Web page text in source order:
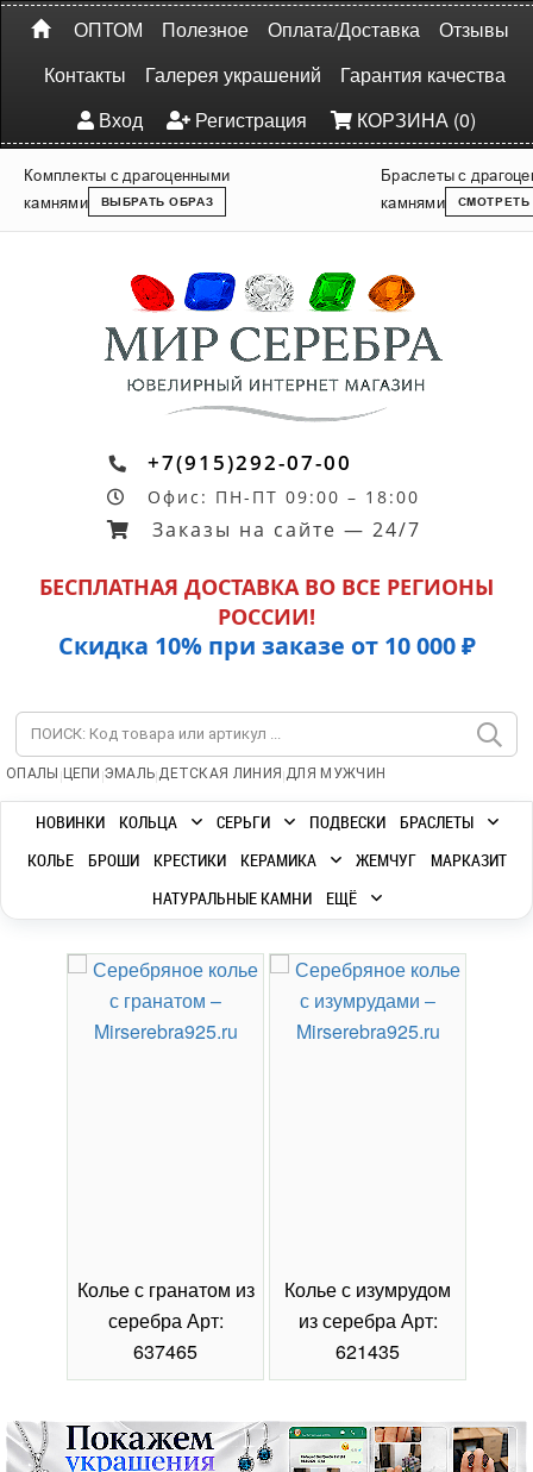
ОПТОМ Полезное Оплата/Доставка
Отзывы
Контакты
Галерея украшений
Гарантия качества
Вход
Регистрация КОРЗИНА (0)
Комплекты с драгоценными
камнями
ВЫБРАТЬ ОБРАЗ
Браслеты с
камнями
СМОТРЕТЬ
+7(915)292-07-00
Офис: ПН-ПТ 09:00 – 18:00
Заказы на сайте — 24/7
БЕСПЛАТНАЯ ДОСТАВКА ВО ВСЕ РЕГИОНЫ
РОССИИ!
Скидка 10% при заказе от 10 000 ₽
ОПАЛЫ | ЦЕПИ |ЭМАЛЬ|ДЕТСКАЯ ЛИНИЯ |ДЛЯ МУЖЧИН
НОВИНКИ КОЛЬЦА СЕРЬГИ ПОДВЕСКИ
БРАСЛЕТЫ
КОЛЬЕ
БРОШИ КРЕСТИКИ КЕРАМИКА ЖЕМЧУГ
МАРКАЗИТ
НАТУРАЛЬНЫЕ КАМНИ
ЕЩЁ
Колье с гранатом из
серебра Арт:
637465
Колье с изумрудом
из серебра Арт:
621435